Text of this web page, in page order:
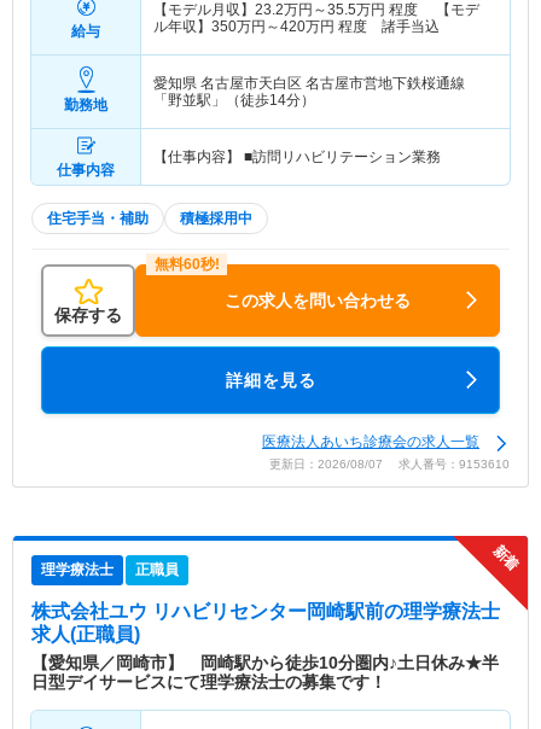
給与
【モデル月収】 23.2万円～35.5万円 程度 【モデ
ル年収】 350万円～420万円 程度 諸手当込
勤務地
愛知県 名古屋市天白区 名古屋市営地下鉄桜通線
「野並駅」（徒歩14分）
仕事内容
【仕事内容】 ■訪問リハビリテーション業務
住宅手当・補助 積極採用中
保存する
この求人を問い合わせる
詳細を見る
医療法人あいち診療会の求人一覧
更新日：2026/08/07 求人番号：9153610
理学療法士 正職員
株式会社ユウ リハビリセンター岡崎駅前の理学療法士
求人(正職員)
【愛知県／岡崎市】 岡崎駅から徒歩10分圏内♪土日休み★半
日型デイサービスにて理学療法士の募集です！